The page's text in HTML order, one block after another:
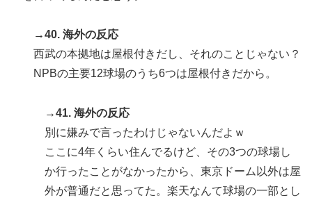
→40. 海外の反応
西武の本拠地は屋根付きだし、それのことじゃない？
NPBの主要12球場のうち6つは屋根付きだから。
→41. 海外の反応
別に嫌みで言ったわけじゃないんだよｗ
ここに4年くらい住んでるけど、その3つの球場し
か行ったことがなかったから、東京ドーム以外は屋
外が普通だと思ってた。楽天なんて球場の一部とし